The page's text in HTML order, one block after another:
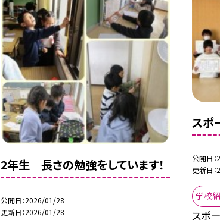
2年生 長さの勉強をしています！
公開日 2026/01/28
更新日 2026/01/28
スポ
公開日
更新日
学校
スポ